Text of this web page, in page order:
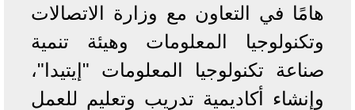
هامًا في التعاون مع وزارة الاتصالات
وتكنولوجيا المعلومات وهيئة تنمية
صناعة تكنولوجيا المعلومات "إيتيدا"،
وإنشاء أكاديمية تدريب وتعليم للعمل